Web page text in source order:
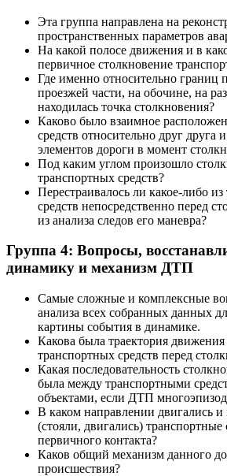
Эта группа направлена на
пространственных параметров
На какой полосе движения и в
первичное столкновение
Где именно относительно границ
проезжей части, на обочине, на
находилась точка столкновения?
Каково было взаимное
средств относительно друг друга
элементов дороги в момент
Под каким углом произошло
транспортных средств?
Перестраивалось ли какое-либо
средств непосредственно перед
из анализа следов его маневра?
Группа 4: Вопросы,
динамику и механизм ДТП
Самые сложные и комплексные
анализа всех собранных данных
картины события в динамике.
Какова была траектория
транспортных средств перед
Какая последовательность
была между транспортными
объектами, если ДТП
В каком направлении двигались
(стояли, двигались) транспортные
первичного контакта?
Каков общий механизм данного
происшествия?